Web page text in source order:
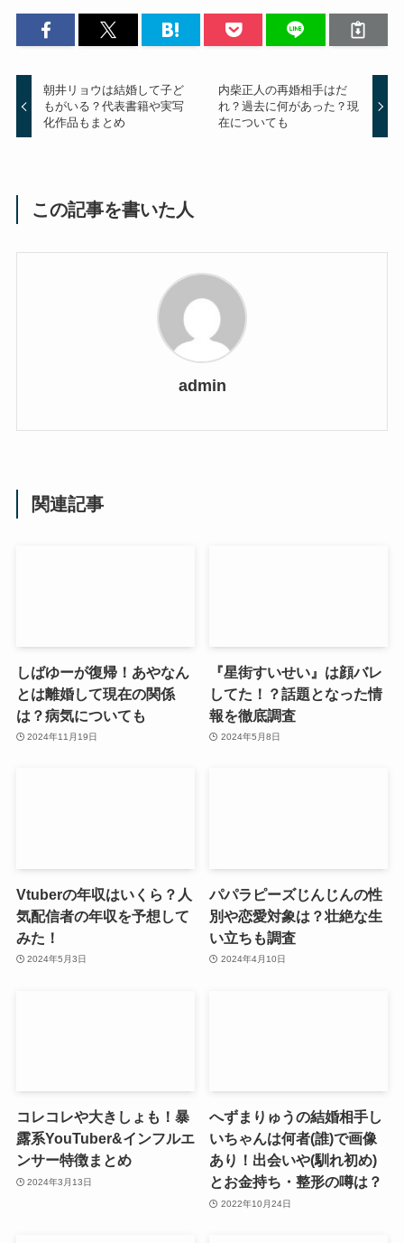
朝井リョウは結婚して子ど
もがいる？代表書籍や実写
化作品もまとめ
内柴正人の再婚相手はだ
れ？過去に何があった？現
在についても
この記事を書いた人
admin
関連記事
しばゆーが復帰！あやなん
とは離婚して現在の関係
は？病気についても
2024年11月19日
『星街すいせい』は顔バレ
してた！？話題となった情
報を徹底調査
2024年5月8日
Vtuberの年収はいくら？人
気配信者の年収を予想して
みた！
2024年5月3日
パパラピーズじんじんの性
別や恋愛対象は？壮絶な生
い立ちも調査
2024年4月10日
コレコレや大きしょも！暴
露系YouTuber&インフルエ
ンサー特徴まとめ
2024年3月13日
へずまりゅうの結婚相手し
いちゃんは何者(誰)で画像
あり！出会いや(馴れ初め)
とお金持ち・整形の噂は？
2022年10月24日